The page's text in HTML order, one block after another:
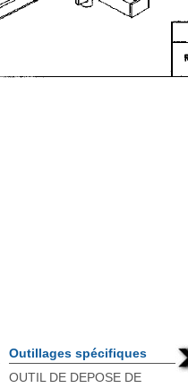
Outillages spécifiques
OUTIL DE DEPOSE DE